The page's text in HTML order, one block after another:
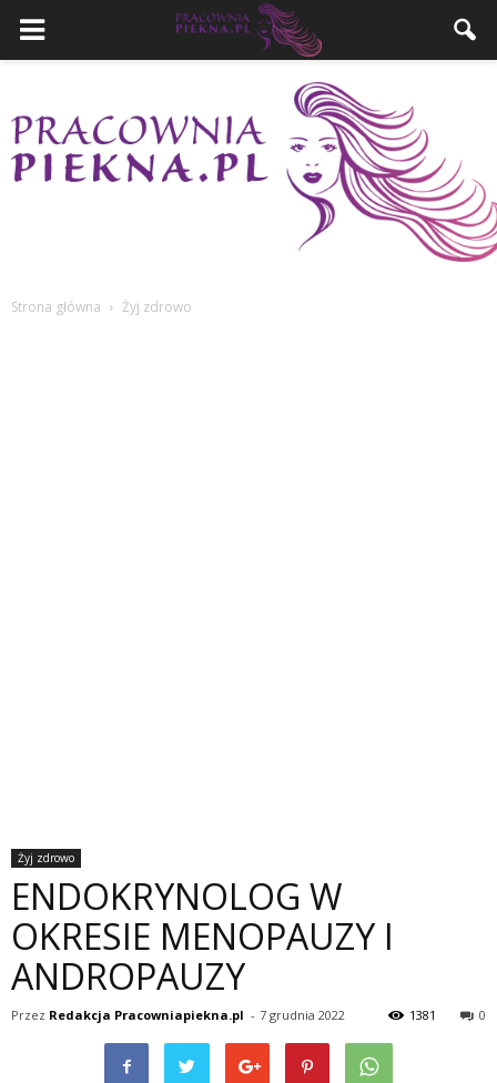
Strona główna Żyj zdrowo
Żyj zdrowo
ENDOKRYNOLOG W
OKRESIE MENOPAUZY I
ANDROPAUZY
Przez Redakcja Pracowniapiekna.pl - 7 grudnia 2022 0
1381